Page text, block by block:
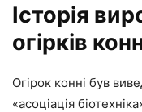
Історія
огірків
Огірок конні був
«асоціація